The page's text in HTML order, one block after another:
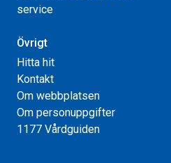
service
Övrigt
Hitta hit
Kontakt
Om webbplatsen
Om personuppgifter
1177 Vårdguiden